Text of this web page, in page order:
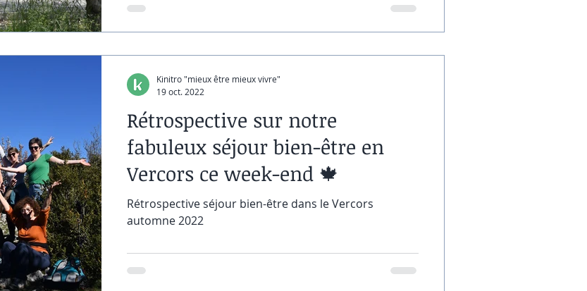
Rétrospective sur notre
fabuleux séjour bien-être en
Vercors ce week-end 🍁
Rétrospective séjour bien-être dans le Vercors
automne 2022
Kinitro "mieux être mieux vivre"
19 oct. 2022